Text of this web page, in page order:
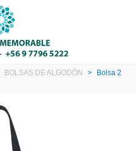
BOLSAS DE ALGODÓN >
Bolsa 2